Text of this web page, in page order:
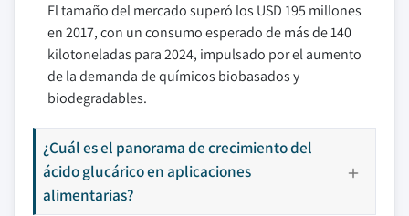
El tamaño del mercado superó los USD 195 millones
en 2017, con un consumo esperado de más de 140
kilotoneladas para 2024, impulsado por el aumento
de la demanda de químicos biobasados y
biodegradables.
¿Cuál es el panorama de crecimiento del
ácido glucárico en aplicaciones
alimentarias?